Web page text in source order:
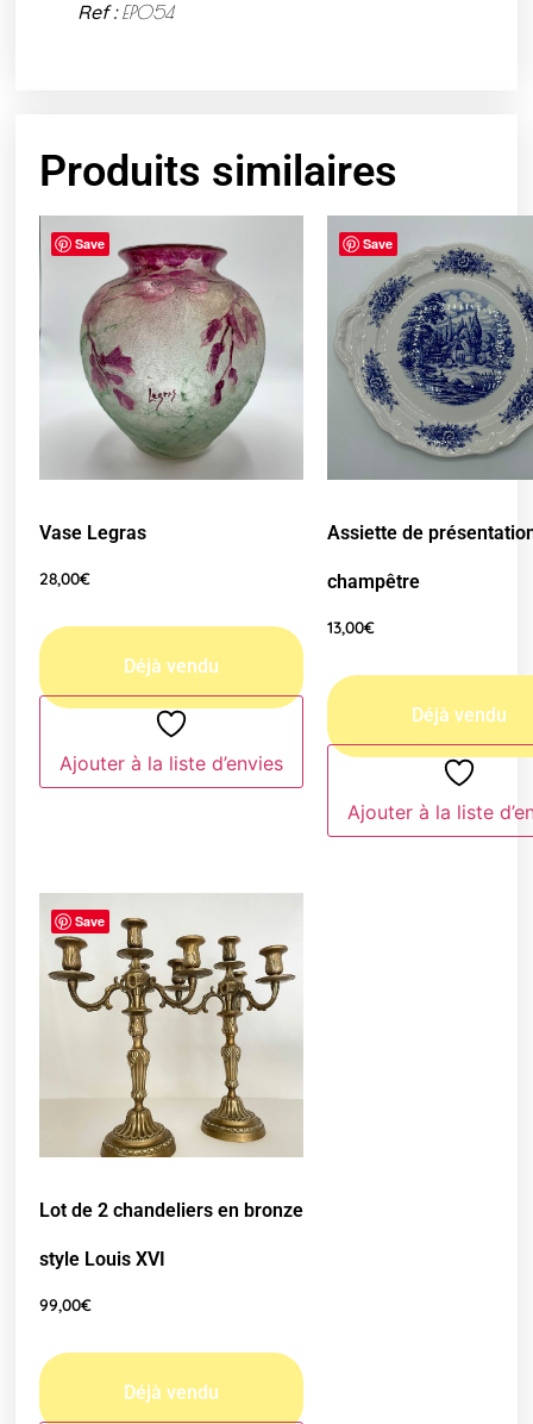
Ref :EP054
Produits similaires
Save
Vase Legras
28,00€
Ajouter à la liste d’envies
Save
Assiette de
champêtre
13,00€
Ajouter à la liste
Save
Lot de 2 chandeliers en bronze
style Louis XVI
99,00€